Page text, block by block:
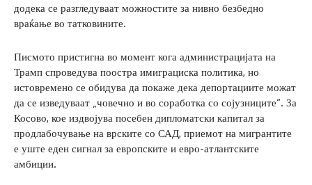
додека се разгледуваат можностите за нивно безбедно
враќање во татковините.
Писмото пристигна во момент кога администрацијата на
Трамп спроведува поостра имиграциска политика, но
истовремено се обидува да покаже дека депортациите можат
да се изведуваат „човечно и во соработка со сојузниците“. За
Косово, кое издвојува посебен дипломатски капитал за
продлабочување на врските со САД, приемот на мигрантите
е уште еден сигнал за европските и евро-атлантските
амбиции.